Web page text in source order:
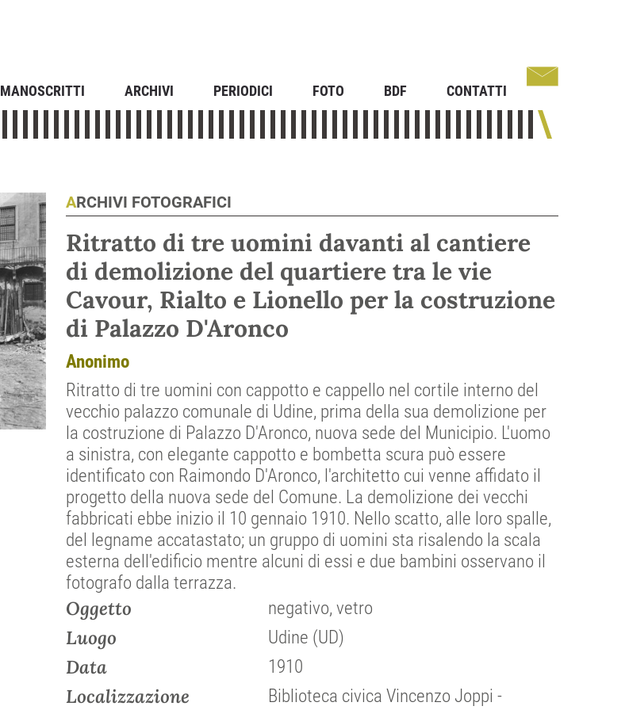
MANOSCRITTI ARCHIVI PERIODICI FOTO BDF CONTATTI
ARCHIVI FOTOGRAFICI
Ritratto di tre uomini davanti al cantiere
di demolizione del quartiere tra le vie
Cavour, Rialto e Lionello per la costruzione
di Palazzo D'Aronco
Anonimo
Ritratto di tre uomini con cappotto e cappello nel cortile interno del
vecchio palazzo comunale di Udine, prima della sua demolizione per
la costruzione di Palazzo D'Aronco, nuova sede del Municipio. L'uomo
a sinistra, con elegante cappotto e bombetta scura può essere
identificato con Raimondo D'Aronco, l'architetto cui venne affidato il
progetto della nuova sede del Comune. La demolizione dei vecchi
fabbricati ebbe inizio il 10 gennaio 1910. Nello scatto, alle loro spalle,
del legname accatastato; un gruppo di uomini sta risalendo la scala
esterna dell'edificio mentre alcuni di essi e due bambini osservano il
fotografo dalla terrazza.
Oggetto negativo, vetro
Luogo Udine (UD)
Data 1910
Localizzazione
Biblioteca civica Vincenzo Joppi -